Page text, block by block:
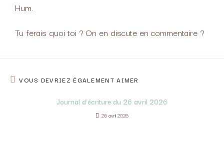
Hum.
Tu ferais quoi toi ? On en discute en commentaire ?
VOUS DEVRIEZ ÉGALEMENT AIMER
Journal d’écriture du 26 avril 2026
26 avril 2026